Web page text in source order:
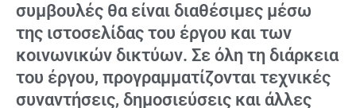
συμβουλές θα είναι διαθέσιμες μέσω
της ιστοσελίδας του έργου και των
κοινωνικών δικτύων. Σε όλη τη διάρκεια
του έργου, προγραμματίζονται τεχνικές
συναντήσεις, δημοσιεύσεις και άλλες